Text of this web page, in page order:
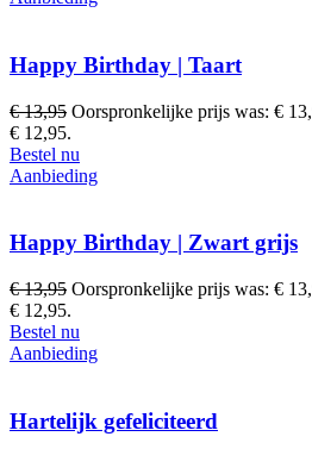
Happy Birthday | Taart
€13,95 Oorspronkelijke prijs was: €
€ 12,95.
Bestel nu
Aanbieding
Happy Birthday | Zwart grijs
€13,95 Oorspronkelijke prijs was: €
€ 12,95.
Bestel nu
Aanbieding
Hartelijk gefeliciteerd